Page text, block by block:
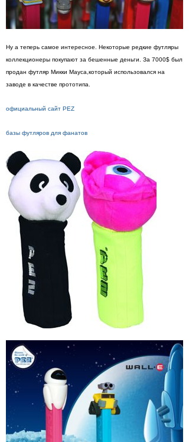
Ну а теперь самое интересное. Некоторые редкие футляры
коллекционеры покупают за бешенные деньги. За 7000$ был
продан футляр Микки Мауса,который использовался на
заводе в качестве прототипа.
официальный сайт PEZ
базы футляров для фанатов